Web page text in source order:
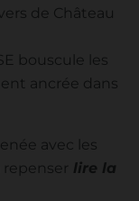
de Château
bouscule les
ancrée dans
avec les
repenser